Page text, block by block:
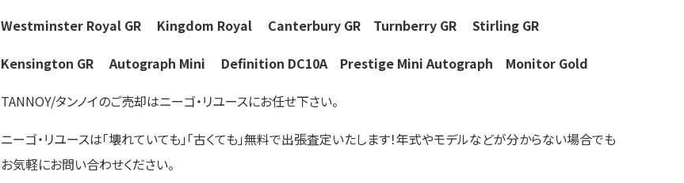
Westminster Royal GR Kingdom Royal Canterbury GR Turnberry GR
Stirling GR
Kensington GR Autograph Mini Definition DC10A Prestige Mini Autograph Monitor Gold
TANNOY/タンノイのご売却はニーゴ・リユースにお任せ下さい。
ニーゴ・リユースは「壊れていても」「古くても」無料で出張査定いたします！年式やモデルなどが分からない場合でも
お気軽にお問い合わせください。